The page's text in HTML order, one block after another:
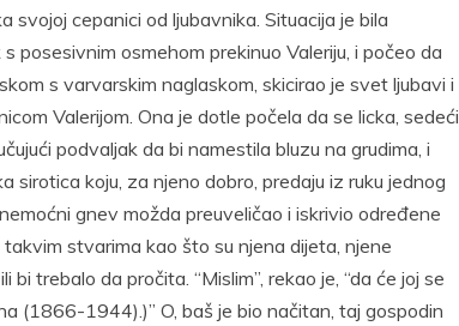
svojoj cepanici od ljubavnika. Situacija je bila
posesivnim osmehom prekinuo Valeriju, i počeo da
s varvarskim naglaskom, skicirao je svet ljubavi i
Valerijom. Ona je dotle počela da se licka, sedeći
podvaljak da bi namestila bluzu na grudima, i
sirotica koju, za njeno dobro, predaju iz ruku jednog
gnev možda preuveličao i iskrivio određene
stvarima kao što su njena dijeta, njene
trebalo da pročita. “Mislim”, rekao je, “da će joj se
(1866-1944).)” O, baš je bio načitan, taj gospodin